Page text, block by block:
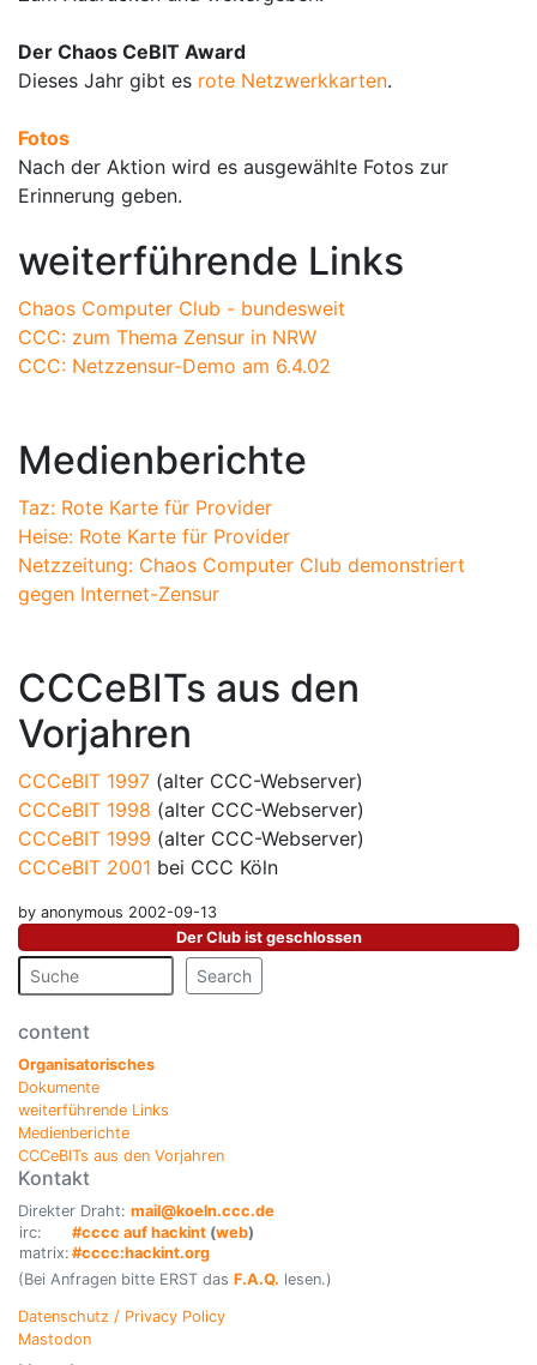
Der Chaos CeBIT Award
Dieses Jahr gibt es rote Netzwerkkarten.
Fotos
Nach der Aktion wird es ausgewählte Fotos zur
Erinnerung geben.
weiterführende Links
Chaos Computer Club - bundesweit
CCC: zum Thema Zensur in NRW
CCC: Netzzensur-Demo am 6.4.02
Medienberichte
Taz: Rote Karte für Provider
Heise: Rote Karte für Provider
Netzzeitung: Chaos Computer Club demonstriert
gegen Internet-Zensur
CCCeBITs aus den
Vorjahren
CCCeBIT 1997 (alter CCC-Webserver)
CCCeBIT 1998 (alter CCC-Webserver)
CCCeBIT 1999 (alter CCC-Webserver)
CCCeBIT 2001 bei CCC Köln
by anonymous 2002-09-13
Der Club ist geschlossen
Search
content
Organisatorisches
Dokumente
weiterführende Links
Medienberichte
CCCeBITs aus den Vorjahren
Kontakt
Direkter Draht: mail@koeln.ccc.de
irc:
#cccc auf hackint (web)
matrix: #cccc:hackint.org
(Bei Anfragen bitte ERST das F.A.Q. lesen.)
Datenschutz / Privacy Policy
Mastodon